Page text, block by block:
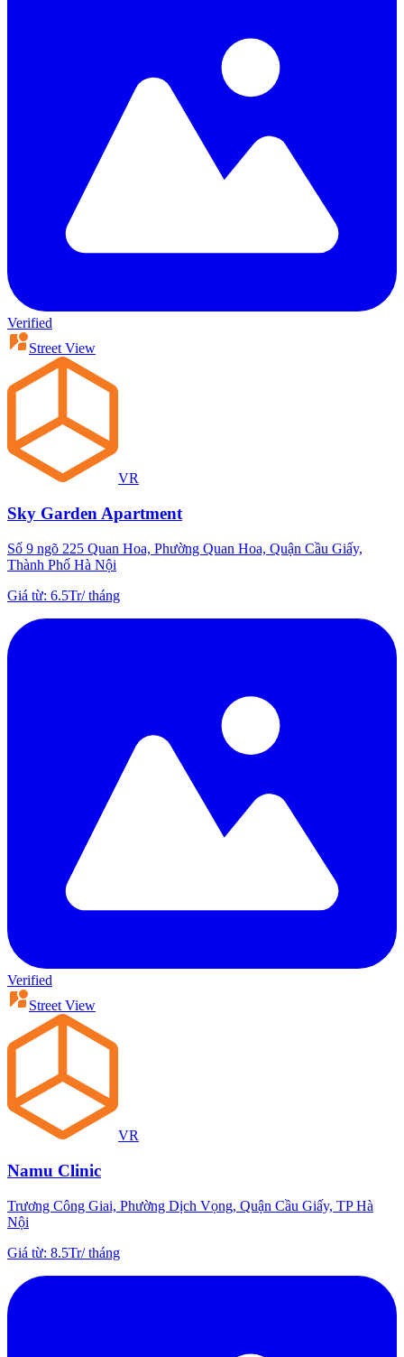
Verified
Street View
VR
Sky Garden Apartment
Số 9 ngõ 225 Quan Hoa, Phường Quan Hoa, Quận Cầu Giấy,
Thành Phố Hà Nội
Giá từ: 6.5Tr/tháng
Verified
Street View
VR
Namu Clinic
Trương Công Giai, Phường Dịch Vọng, Quận Cầu Giấy, TP Hà
Nội
Giá từ: 8.5Tr/tháng